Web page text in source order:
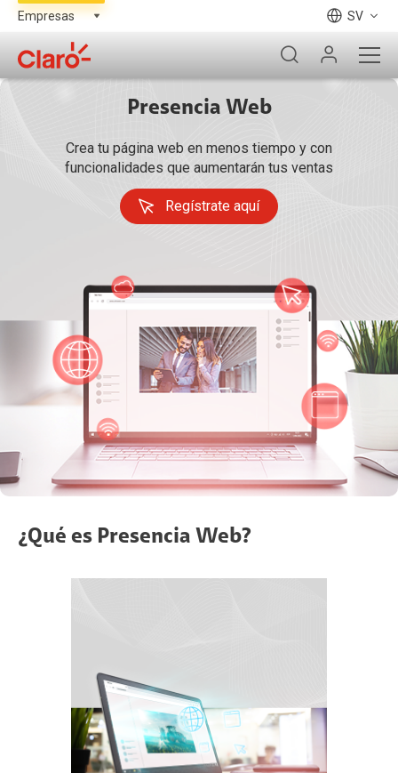
SV
Presencia Web
Crea tu página web en menos tiempo y con
funcionalidades que aumentarán tus ventas
Regístrate aquí
¿Qué es Presencia Web?